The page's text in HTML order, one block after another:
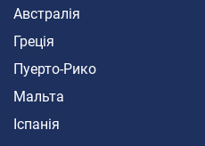
Австралія
Греція
Пуерто-Рико
Мальта
Іспанія